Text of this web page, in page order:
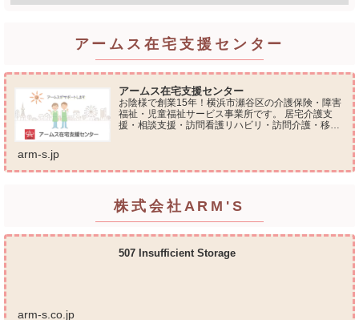
アームス在宅支援センター
アームス在宅支援センター
お陰様で創業15年！横浜市瀬谷区の介護保険・障害
福祉・児童福祉サービス事業所です。 居宅介護支
援・相談支援・訪問看護リハビリ・訪問介護・移動
arm-s.jp
株式会社ARM'S
507 Insufficient Storage
arm-s.co.jp